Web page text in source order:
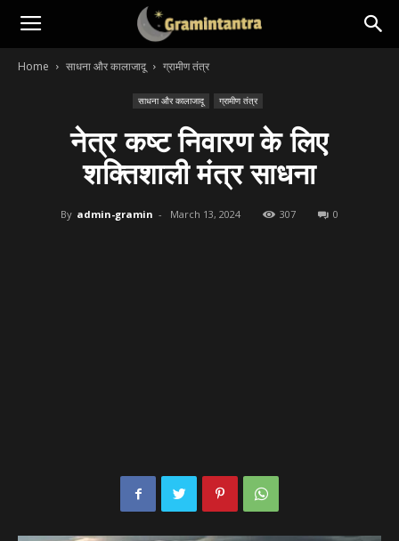
Home साधना और कालाजादू ग्रामीण तंत्र
साधना और कालाजादू ग्रामीण तंत्र
नेत्र कष्ट निवारण के लिए
शक्तिशाली मंत्र साधना
By admin-gramin - March 13, 2024 307 0